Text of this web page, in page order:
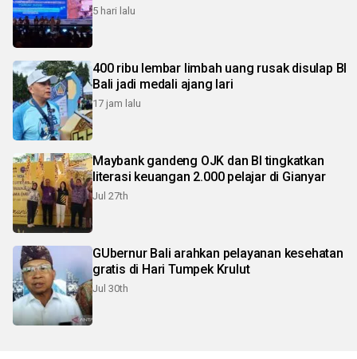
5 hari lalu
400 ribu lembar limbah uang rusak disulap BI
Bali jadi medali ajang lari
17 jam lalu
Maybank gandeng OJK dan BI tingkatkan
literasi keuangan 2.000 pelajar di Gianyar
Jul 27th
GUbernur Bali arahkan pelayanan kesehatan
gratis di Hari Tumpek Krulut
Jul 30th